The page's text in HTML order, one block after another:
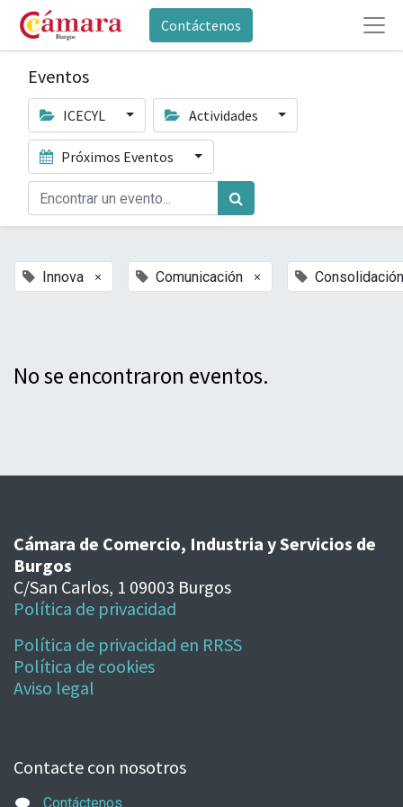
Contáctenos
Eventos
ICECYL Actividades
Próximos Eventos
Innova × Comunicación × Consolidación
No se encontraron eventos.
Cámara de Comercio, Industria y Servicios de
Burgos
C/San Carlos, 1 09003 Burgos
Política de privacidad
Política de privacidad en RRSS
Política de cookies
Aviso legal
Contacte con nosotros
Contáctenos